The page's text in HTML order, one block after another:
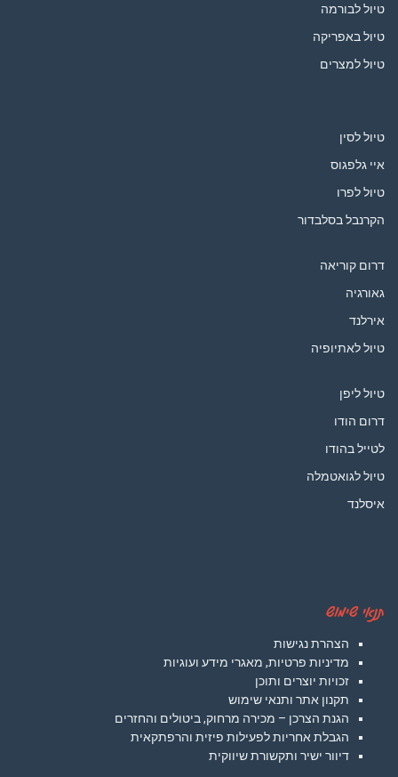
טיול לבורמה
טיול באפריקה
טיול למצרים
טיול לסין
איי גלפגוס
טיול לפרו
הקרנבל בסלבדור
דרום קוריאה
גאורגיה
אירלנד
טיול לאתיופיה
טיול ליפן
דרום הודו
לטייל בהודו
טיול לגואטמלה
איסלנד
תנאי שימוש
הצהרת נגישות
מדיניות פרטיות, מאגרי מידע ועוגיות
זכויות יוצרים ותוכן
תקנון אתר ותנאי שימוש
הגנת הצרכן – מכירה מרחוק, ביטולים והחזרים
הגבלת אחריות לפעילות פיזית והרפתקאית
דיוור ישיר ותקשורת שיווקית